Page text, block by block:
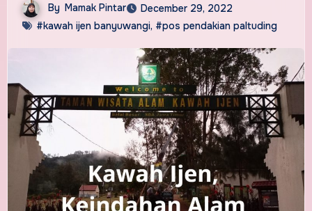
By Mamak Pintar
December 29, 2022
#kawah ijen banyuwangi, #pos pendakian paltuding